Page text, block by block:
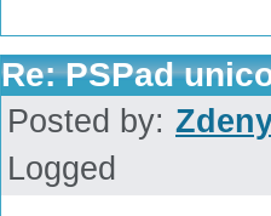
Re: PSPad
Posted by:
Logged